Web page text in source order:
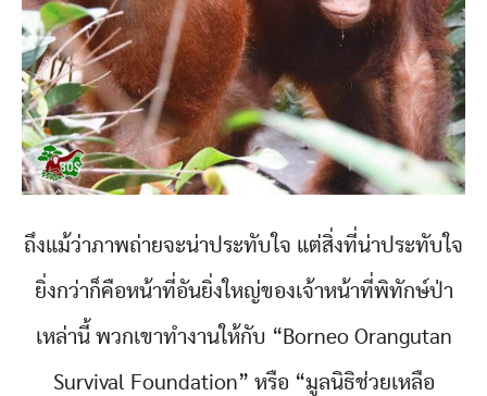
ถึงแม้ว่าภาพถ่ายจะน่าประทับใจ แต่สิ่งที่น่าประทับใจ
ยิ่งกว่าก็คือหน้าที่อันยิ่งใหญ่ของเจ้าหน้าที่พิทักษ์ป่า
เหล่านี้ พวกเขาทำงานให้กับ “Borneo Orangutan
Survival Foundation” หรือ “มูลนิธิช่วยเหลือ